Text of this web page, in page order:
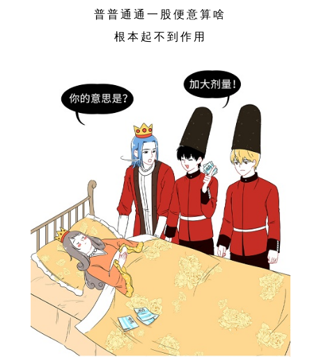
普普通通一股便意算啥
根本起不到作用